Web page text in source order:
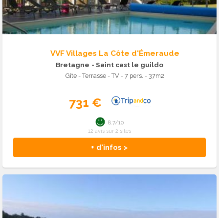
VVF Villages La Côte d'Émeraude
Bretagne - Saint cast le guildo
Gîte - Terrasse - TV - 7 pers. - 37m2
731 €
+ d'infos >
8.7/10
12 avis sur 2 sites